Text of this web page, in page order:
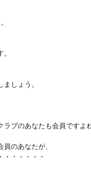
しょう。
ラブのあなたも会員ですよ
のあなたが、
・・・・・